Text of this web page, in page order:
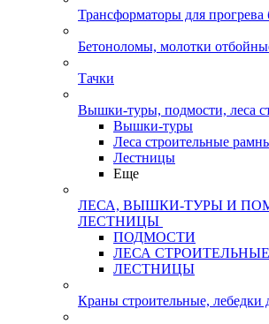
Трансформаторы для прогрева
Бетоноломы, молотки
Тачки
Вышки-туры, подмости, леса
Вышки-туры
Леса строительные
Лестницы
Еще
ЛЕСА, ВЫШКИ-ТУРЫ И
ЛЕСТНИЦЫ
ПОДМОСТИ
ЛЕСА СТРОИТЕЛЬНЫЕ
ЛЕСТНИЦЫ
Краны строительные, лебедки